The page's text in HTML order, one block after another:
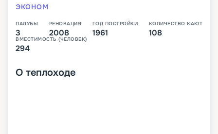
ЭКОНОМ
ПАЛУБЫ
3
РЕНОВАЦИЯ
2008
ГОД ПОСТРОЙКИ
1961
КОЛИЧЕСТВО КАЮТ
108
ВМЕСТИМОСТЬ (ЧЕЛОВЕК)
294
О теплоходе